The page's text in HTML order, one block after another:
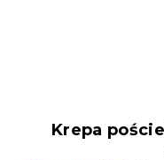
Krepa